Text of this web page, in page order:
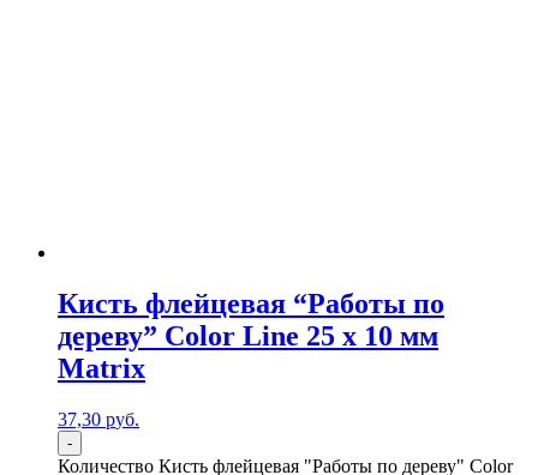
Кисть флейцевая “Работы по
дереву” Color Line 25 х 10 мм
Matrix
37,30 руб.
-
Количество Кисть флейцевая "Работы по дереву" Color